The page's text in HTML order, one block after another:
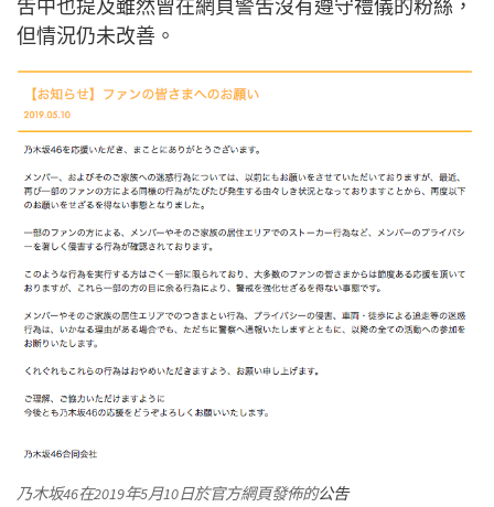
吿中也提及雖然曾在網頁警吿沒有遵守禮儀的粉絲，
但情況仍未改善。
乃木坂46在2019年5月10日於官方網頁發佈的公吿